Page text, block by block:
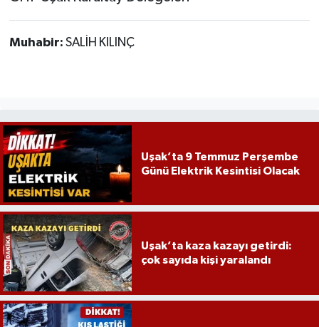
Muhabir: SALİH KILINÇ
Uşak’ta 9 Temmuz Perşembe
Günü Elektrik Kesintisi Olacak
Uşak’ta kaza kazayı getirdi:
çok sayıda kişi yaralandı